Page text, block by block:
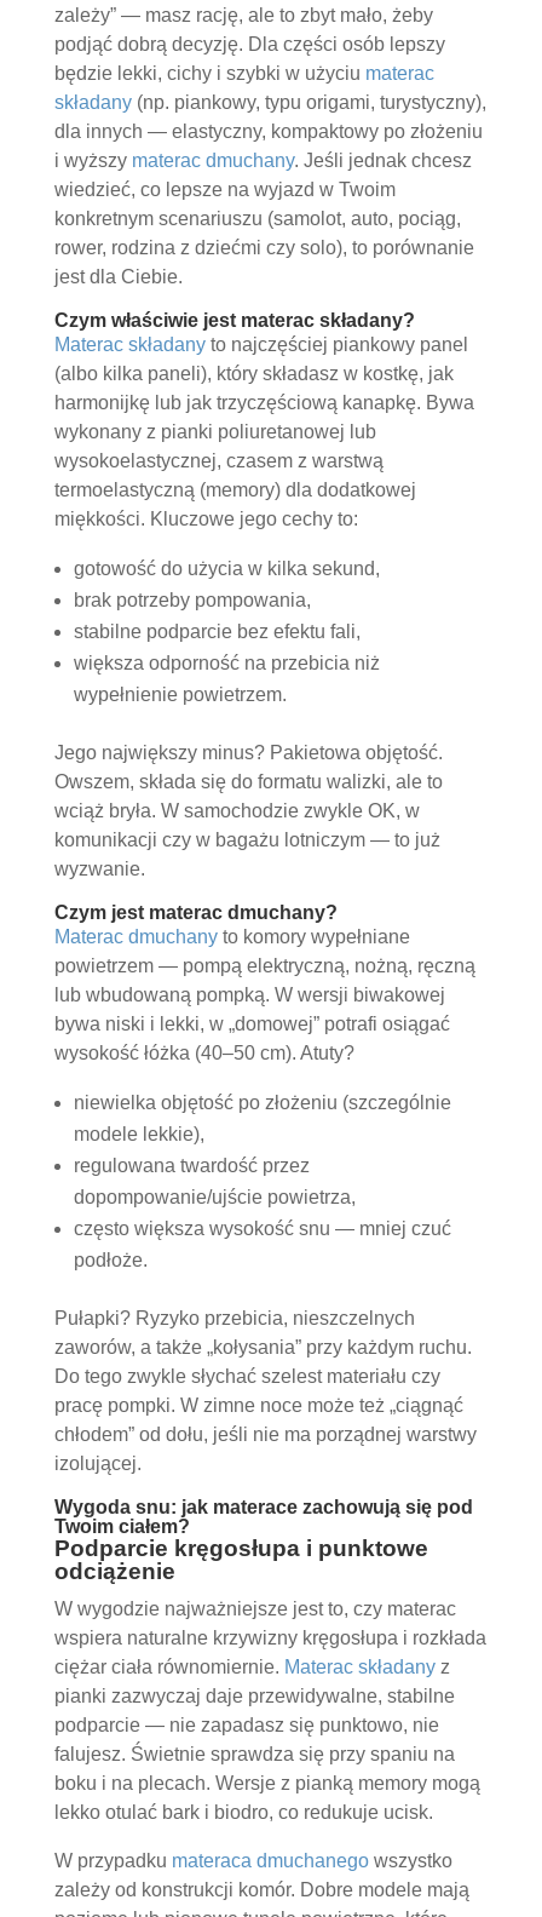
zależy” — masz rację, ale to zbyt mało, żeby
podjąć dobrą decyzję. Dla części osób lepszy
będzie lekki, cichy i szybki w użyciu materac
składany(np. piankowy, typu origami, turystyczny),
dla innych — elastyczny, kompaktowy po złożeniu
i wyższy materac dmuchany. Jeśli jednak chcesz
wiedzieć, co lepsze na wyjazd w Twoim
konkretnym scenariuszu (samolot, auto, pociąg,
rower, rodzina z dziećmi czy solo), to porównanie
jest dla Ciebie.
Czym właściwie jest materac składany?
Materac składanyto najczęściej piankowy panel
(albo kilka paneli), który składasz w kostkę, jak
harmonijkę lub jak trzyczęściową kanapkę. Bywa
wykonany z pianki poliuretanowej lub
wysokoelastycznej, czasem z warstwą
termoelastyczną (memory) dla dodatkowej
miękkości. Kluczowe jego cechy to:
gotowość do użycia w kilka sekund,
brak potrzeby pompowania,
stabilne podparcie bez efektu fali,
większa odporność na przebicia niż
wypełnienie powietrzem.
Jego największy minus? Pakietowa objętość.
Owszem, składa się do formatu walizki, ale to
wciąż bryła. W samochodzie zwykle OK, w
komunikacji czy w bagażu lotniczym — to już
wyzwanie.
Czym jest materac dmuchany?
Materac dmuchanyto komory wypełniane
powietrzem — pompą elektryczną, nożną, ręczną
lub wbudowaną pompką. W wersji biwakowej
bywa niski i lekki, w „domowej” potrafi osiągać
wysokość łóżka (40–50 cm). Atuty?
niewielka objętość po złożeniu (szczególnie
modele lekkie),
regulowana twardość przez
dopompowanie/ujście powietrza,
często większa wysokość snu — mniej czuć
podłoże.
Pułapki? Ryzyko przebicia, nieszczelnych
zaworów, a także „kołysania” przy każdym ruchu.
Do tego zwykle słychać szelest materiału czy
pracę pompki. W zimne noce może też „ciągnąć
chłodem” od dołu, jeśli nie ma porządnej warstwy
izolującej.
Wygoda snu: jak materace zachowują się pod
Twoim ciałem?
Podparcie kręgosłupa i punktowe
odciążenie
W wygodzie najważniejsze jest to, czy materac
wspiera naturalne krzywizny kręgosłupa i rozkłada
ciężar ciała równomiernie. Materac składanyz
pianki zazwyczaj daje przewidywalne, stabilne
podparcie — nie zapadasz się punktowo, nie
falujesz. Świetnie sprawdza się przy spaniu na
boku i na plecach. Wersje z pianką memory mogą
lekko otulać bark i biodro, co redukuje ucisk.
W przypadku materaca dmuchanegowszystko
zależy od konstrukcji komór. Dobre modele mają